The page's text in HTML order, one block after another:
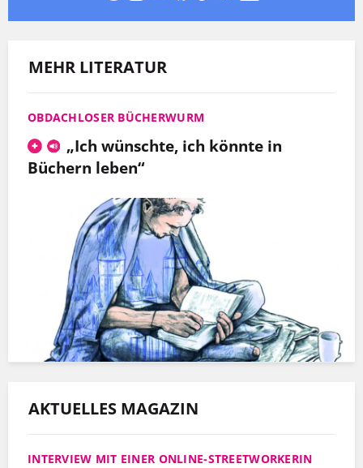
MEHR LITERATUR
OBDACHLOSER BÜCHERWURM
„Ich wünschte, ich könnte in
Büchern leben“
AKTUELLES MAGAZIN
INTERVIEW MIT EINER ONLINE-STREETWORKERIN